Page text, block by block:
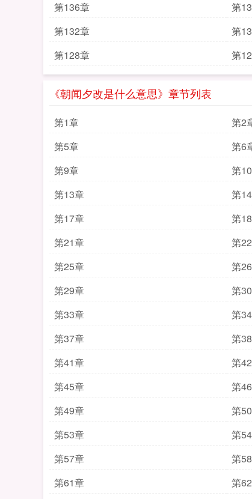
第136章 第
第132章
第
第128章
第
《朝闻夕改是什么意思》章节列表
第1章 第2
第5章
第6
第9章
第
第13章
第
第17章
第
第21章
第
第25章
第
第29章
第
第33章
第
第37章
第
第41章
第
第45章
第
第49章
第
第53章
第
第57章
第
第61章
第